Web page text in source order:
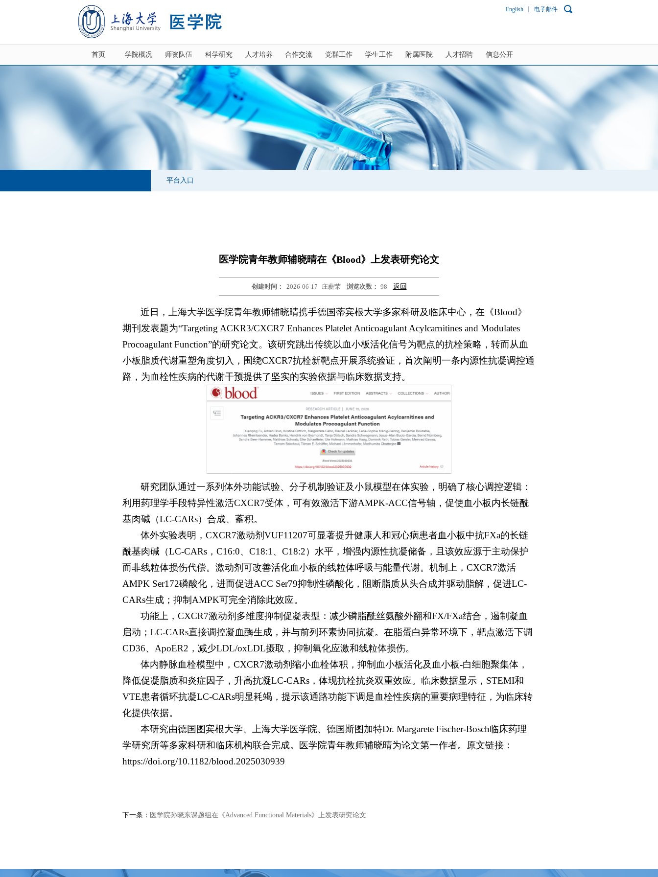
English 电子邮件
首页 学院概况 师资队伍 科学研究 人才培养 合作交流 党群工作 学生工作 附属医院 人才招聘 信息公开
平台入口
医学院青年教师辅晓晴在《Blood》上发表研究论文
创建时间： 2026-06-17 庄薪荣 浏览次数： 98 返回
近日，上海大学医学院青年教师辅晓晴携手德国蒂宾根大学多家科研及临床中心，在《Blood》
期刊发表题为“Targeting ACKR3/CXCR7 Enhances Platelet Anticoagulant Acylcarnitines and Modulates
Procoagulant Function”的研究论文。该研究跳出传统以血小板活化信号为靶点的抗栓策略，转而从血
小板脂质代谢重塑角度切入，围绕CXCR7抗栓新靶点开展系统验证，首次阐明一条内源性抗凝调控通
路，为血栓性疾病的代谢干预提供了坚实的实验依据与临床数据支持。
研究团队通过一系列体外功能试验、分子机制验证及小鼠模型在体实验，明确了核心调控逻辑：
利用药理学手段特异性激活CXCR7受体，可有效激活下游AMPK-ACC信号轴，促使血小板内长链酰
基肉碱（LC-CARs）合成、蓄积。
体外实验表明，CXCR7激动剂VUF11207可显著提升健康人和冠心病患者血小板中抗FXa的长链
酰基肉碱（LC-CARs，C16:0、C18:1、C18:2）水平，增强内源性抗凝储备，且该效应源于主动保护
而非线粒体损伤代偿。激动剂可改善活化血小板的线粒体呼吸与能量代谢。机制上，CXCR7激活
AMPK Ser172磷酸化，进而促进ACC Ser79抑制性磷酸化，阻断脂质从头合成并驱动脂解，促进LC-
CARs生成；抑制AMPK可完全消除此效应。
功能上，CXCR7激动剂多维度抑制促凝表型：减少磷脂酰丝氨酸外翻和FX/FXa结合，遏制凝血
启动；LC-CARs直接调控凝血酶生成，并与前列环素协同抗凝。在脂蛋白异常环境下，靶点激活下调
CD36、ApoER2，减少LDL/oxLDL摄取，抑制氧化应激和线粒体损伤。
体内静脉血栓模型中，CXCR7激动剂缩小血栓体积，抑制血小板活化及血小板-白细胞聚集体，
降低促凝脂质和炎症因子，升高抗凝LC-CARs，体现抗栓抗炎双重效应。临床数据显示，STEMI和
VTE患者循环抗凝LC-CARs明显耗竭，提示该通路功能下调是血栓性疾病的重要病理特征，为临床转
化提供依据。
本研究由德国图宾根大学、上海大学医学院、德国斯图加特Dr. Margarete Fischer-Bosch临床药理
学研究所等多家科研和临床机构联合完成。医学院青年教师辅晓晴为论文第一作者。原文链接：
https://doi.org/10.1182/blood.2025030939
下一条： 医学院孙晓东课题组在《Advanced Functional Materials》上发表研究论文